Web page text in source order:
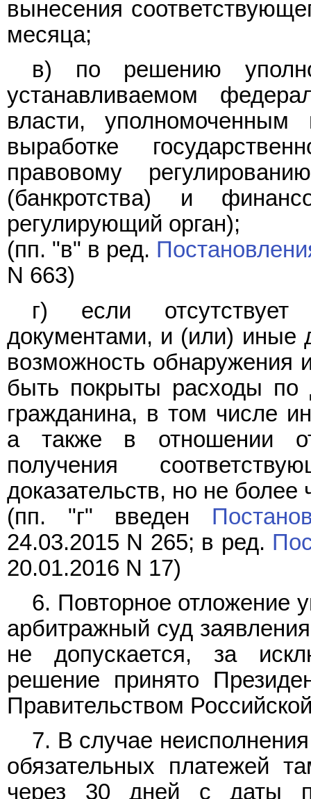
вынесения
месяца;
в) по решению
устанавливаемом
власти,
выработке
правовому
(банкротства) и
регулирующий орган);
(пп. "в" в ред.
N 663)
г) если отсутствует
документами, и (или) иные
возможность обнаружения
быть покрыты расходы по
гражданина, в том числе
а также в отношении
получения
доказательств, но не более
(пп. "г" введен
24.03.2015 N 265; в ред.
20.01.2016 N 17)
6. Повторное отложение
арбитражный суд
не допускается, за
решение принято
Правительством
7. В случае
обязательных платежей
через 30 дней с даты